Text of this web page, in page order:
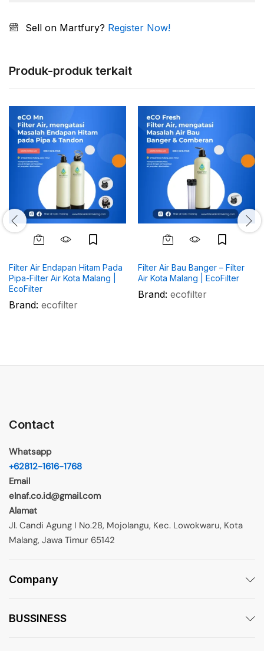
Sell on Martfury? Register Now!
Produk-produk terkait
Filter Air Endapan Hitam Pada
Pipa-Filter Air Kota Malang |
EcoFilter
Brand: ecofilter
Filter Air Bau Banger – Filter
Air Kota Malang | EcoFilter
Brand: ecofilter
Contact
Whatsapp
+62812-1616-1768
Email
elnaf.co.id@gmail.com
Alamat
Jl. Candi Agung I No.28, Mojolangu, Kec. Lowokwaru, Kota
Malang, Jawa Timur 65142
Company
BUSSINESS